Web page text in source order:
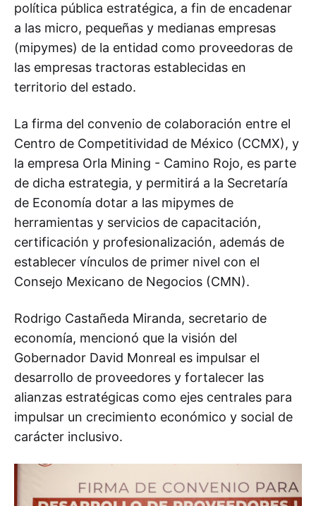
política pública estratégica, a fin de encadenar
a las micro, pequeñas y medianas empresas
(mipymes) de la entidad como proveedoras de
las empresas tractoras establecidas en
territorio del estado.
La firma del convenio de colaboración entre el
Centro de Competitividad de México (CCMX), y
la empresa Orla Mining - Camino Rojo, es parte
de dicha estrategia, y permitirá a la Secretaría
de Economía dotar a las mipymes de
herramientas y servicios de capacitación,
certificación y profesionalización, además de
establecer vínculos de primer nivel con el
Consejo Mexicano de Negocios (CMN).
Rodrigo Castañeda Miranda, secretario de
economía, mencionó que la visión del
Gobernador David Monreal es impulsar el
desarrollo de proveedores y fortalecer las
alianzas estratégicas como ejes centrales para
impulsar un crecimiento económico y social de
carácter inclusivo.